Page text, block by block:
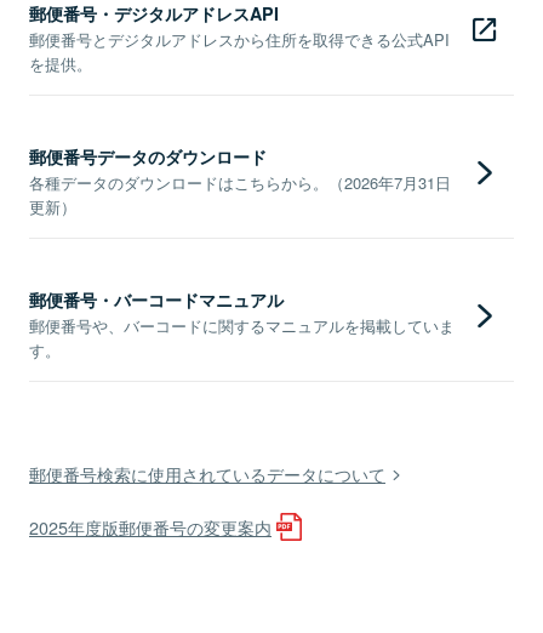
郵便番号・デジタルアドレスAPI
郵便番号とデジタルアドレスから住所を取得できる公式API
を提供。
郵便番号データのダウンロード
各種データのダウンロードはこちらから。（2026年7月31日
更新）
郵便番号・バーコードマニュアル
郵便番号や、バーコードに関するマニュアルを掲載していま
す。
郵便番号検索に使用されているデータについて
2025年度版郵便番号の変更案内